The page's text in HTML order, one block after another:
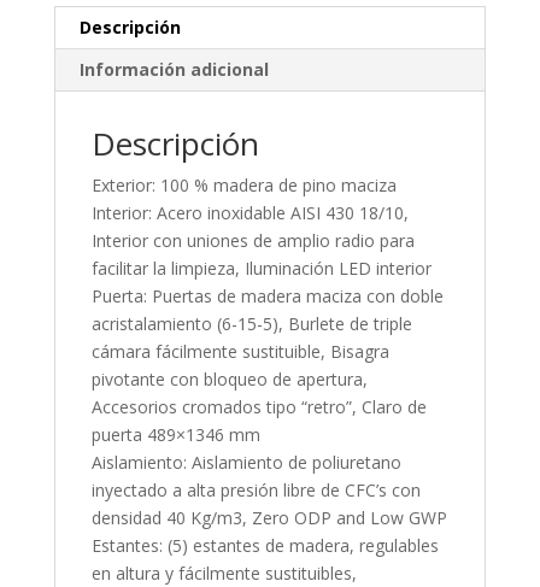
Descripción
Información adicional
Descripción
Exterior: 100 % madera de pino maciza
Interior: Acero inoxidable AISI 430 18/10,
Interior con uniones de amplio radio para
facilitar la limpieza, Iluminación LED interior
Puerta: Puertas de madera maciza con doble
acristalamiento (6-15-5), Burlete de triple
cámara fácilmente sustituible, Bisagra
pivotante con bloqueo de apertura,
Accesorios cromados tipo “retro”, Claro de
puerta 489×1346 mm
Aislamiento: Aislamiento de poliuretano
inyectado a alta presión libre de CFC’s con
densidad 40 Kg/m3, Zero ODP and Low GWP
Estantes: (5) estantes de madera, regulables
en altura y fácilmente sustituibles,